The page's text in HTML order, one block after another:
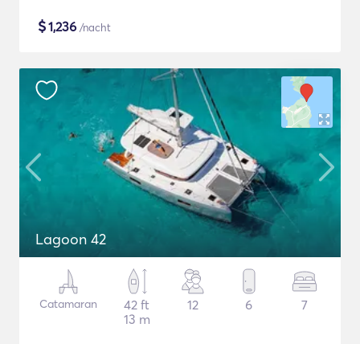
$1,236 /nacht
Lagoon 42
Catamaran
42 ft
13 m
12 6 7